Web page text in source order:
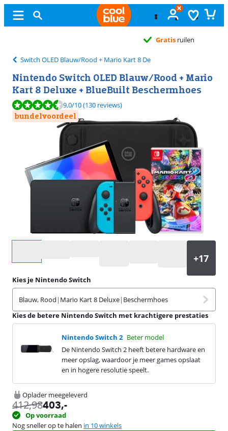
Switch OLED Blauw/Rood + Mario Kart 8 De
Nintendo Switch OLED Blauw/Rood + Mario
Kart 8 Deluxe + BlueBuilt Beschermhoes
Beoordeling is 9,0 van de 10, gebaseerd op 130 reviews.
9,0/10(130 reviews)
bundelvoordeel
Kies je Nintendo Switch
Blauw, Rood | Mario Kart 8 Deluxe| Beschermhoes
Kies de betere Nintendo Switch met krachtigere prestaties
Nintendo Switch 2 Beter model
De Nintendo Switch 2 heeft betere hardware en
meer opslag, waardoor je meer games opslaat
en in hogere resolutie speelt.
Oplader meegeleverd
412,98403,-
Op voorraad
Nog sneller op te halen in 10 winkels